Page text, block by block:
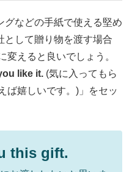
グなどの手紙で使える堅め
として贈り物を渡す場合
えると良いでしょう。
like it. (気に入ってもら
ば嬉しいです。)」をセッ
this gift.